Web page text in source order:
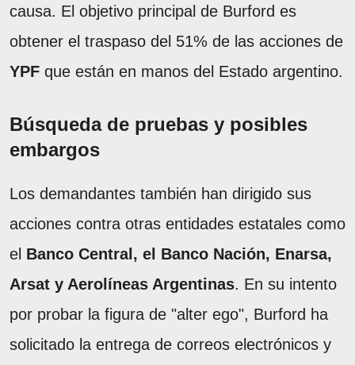
causa. El objetivo principal de Burford es
obtener el traspaso del 51% de las acciones de
YPF que están en manos del Estado argentino.
Búsqueda de pruebas y posibles
embargos
Los demandantes también han dirigido sus
acciones contra otras entidades estatales como
el Banco Central, el Banco Nación, Enarsa,
Arsat y Aerolíneas Argentinas. En su intento
por probar la figura de "alter ego", Burford ha
solicitado la entrega de correos electrónicos y